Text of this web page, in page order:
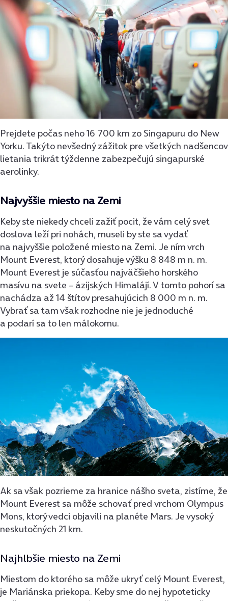
Prejdete počas neho 16 700 km zo Singapuru do New
Yorku. Takýto nevšedný zážitok pre všetkých nadšencov
lietania trikrát týždenne zabezpečujú singapurské
aerolinky.
Najvyššie miesto na Zemi
Keby ste niekedy chceli zažiť pocit, že vám celý svet
doslova leží pri nohách, museli by ste sa vydať
na najvyššie položené miesto na Zemi. Je ním vrch
Mount Everest, kto­rý dosahuje výšku 8 848 m n. m.
Mount Everest je súčasťou najväčšieho horského
masívu na svete – ázijských Himalá­jí. V tomto pohorí sa
nachádza až 14 štítov presahujúcich 8 000 m n. m.
Vybrať sa tam však rozhodne nie je jedno­duché
a podarí sa to len málokomu.
Ak sa však pozrieme za hranice nášho sveta, zistíme, že
Mount Everest sa môže schovať pred vrchom Olympus
Mons, ktorý vedci objavili na planéte Mars. Je vysoký
neskutočných 21 km.
Najhlbšie miesto na Zemi
Miestom do ktorého sa môže ukryť celý Mount Everest,
je Mariánska priekopa. Keby sme do nej hypoteticky